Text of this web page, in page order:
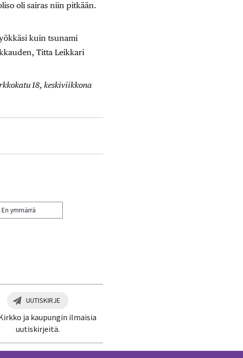
oli sairas niin pitkään.
kuin tsunami
Titta Leikkari
18, keskiviikkona
En ymmärrä
UUTISKIRJE
ja kaupungin ilmaisia
uutiskirjeitä.